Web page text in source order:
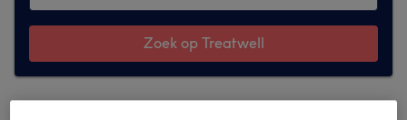
Zoek op Treatwell